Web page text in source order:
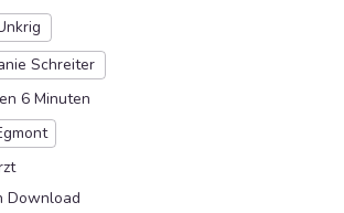
Schreiter
6 Minuten
Download